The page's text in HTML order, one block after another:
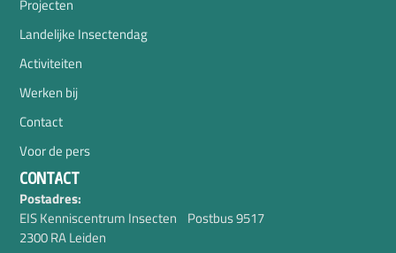
Projecten
Landelijke Insectendag
Activiteiten
Werken bij
Contact
Voor de pers
CONTACT
Postadres:
EIS Kenniscentrum Insecten Postbus 9517
2300 RA Leiden